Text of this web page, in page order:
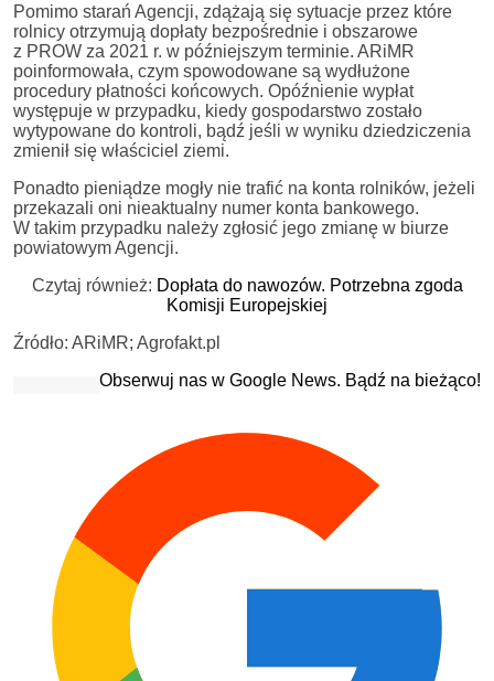
Pomimo starań Agencji, zdążają się sytuacje przez które
rolnicy otrzymują dopłaty bezpośrednie i obszarowe
z PROW za 2021 r. w późniejszym terminie. ARiMR
poinformowała, czym spowodowane są wydłużone
procedury płatności końcowych. Opóźnienie wypłat
występuje w przypadku, kiedy gospodarstwo zostało
wytypowane do kontroli, bądź jeśli w wyniku dziedziczenia
zmienił się właściciel ziemi.
Ponadto pieniądze mogły nie trafić na konta rolników, jeżeli
przekazali oni nieaktualny numer konta bankowego.
W takim przypadku należy zgłosić jego zmianę w biurze
powiatowym Agencji.
Czytaj również: Dopłata do nawozów. Potrzebna zgoda
Komisji Europejskiej
Źródło: ARiMR; Agrofakt.pl
Obserwuj nas w Google News. Bądź na bieżąco!